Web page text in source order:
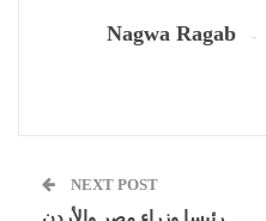
Nagwa Ragab
NEXT POST